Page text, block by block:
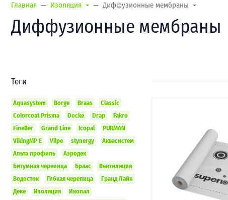
Главная Изоляция Диффузионные мембраны
Диффузионные мембраны
Теги
Aquasystem Borge Braas
Classic
Colorcoat Prisma
Docke Drap
Fakro
FineBer
Grand Line Icopal
PURMAN
VikingMP E
Vilpe stynergy
Аквасистем
Альта профиль
Аэродек
Битумная черепица
Браас
Вентиляция
Водосток
Гибкая черепица
Гранд Лайн
Деке
Изоляция
Икопал